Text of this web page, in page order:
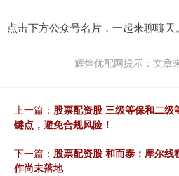
点击下方公众号名片，一起来聊聊天。
辉煌优配网提示：文章
上一篇： 股票配资股 三级等保和二
键点，避免合规风险！
下一篇： 股票配资股 和而泰：摩尔
作尚未落地